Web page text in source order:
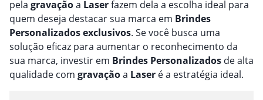
pela gravaçãoa Laserfazem dela a escolha ideal para
quem deseja destacar sua marca em Brindes
Personalizadosexclusivos. Se você busca uma
solução eficaz para aumentar o reconhecimento da
sua marca, investir em Brindes Personalizados de alta
qualidade com gravaçãoa Laser é a estratégia ideal.